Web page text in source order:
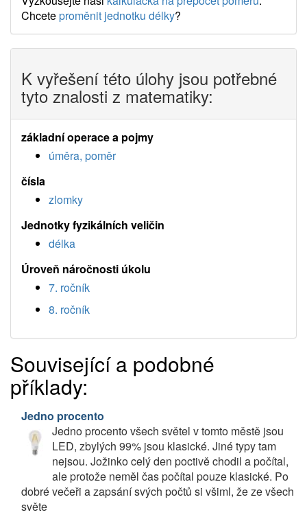
Chceteproměnit jednotku délky?
K vyřešení této úlohy jsou potřebné
tyto znalosti z matematiky:
základní operace a pojmy
úměra, poměr
čísla
zlomky
Jednotky fyzikálních veličin
délka
Úroveň náročnosti úkolu
7. ročník
8. ročník
Související a podobné
příklady:
Jedno procento
Jedno procento všech světel v tomto městě jsou
LED, zbylých 99% jsou klasické. Jiné typy tam
nejsou. Jožinko celý den poctivě chodil a počítal,
ale protože neměl čas počítal pouze klasické. Po
dobré večeři a zapsání svých počtů si všiml, že ze všech
světe